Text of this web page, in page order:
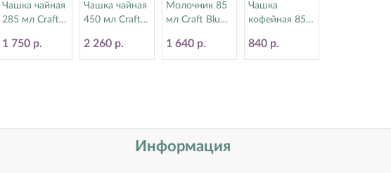
Чашка чайная
285 мл Craft
(Стилайт)
11300592
1 750 р.
Чашка чайная
450 мл Craft
(Стилайт)
11300150
2 260 р.
Молочник 85
мл Craft Blue
(Стилайт)
11300557
1 640 р.
Чашка
кофейная 85
Steelite
(Стилайт)
840 р.
Информация